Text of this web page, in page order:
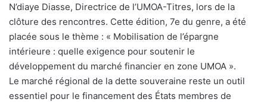
N’diaye Diasse, Directrice de l’UMOA-Titres, lors de la
clôture des rencontres. Cette édition, 7e du genre, a été
placée sous le thème : « Mobilisation de l’épargne
intérieure : quelle exigence pour soutenir le
développement du marché financier en zone UMOA ».
Le marché régional de la dette souveraine reste un outil
essentiel pour le financement des États membres de